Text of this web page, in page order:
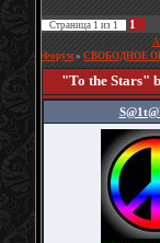
Страница 1 из 1
1
Форум » СВОБОДНОЕ
"To the Stars"